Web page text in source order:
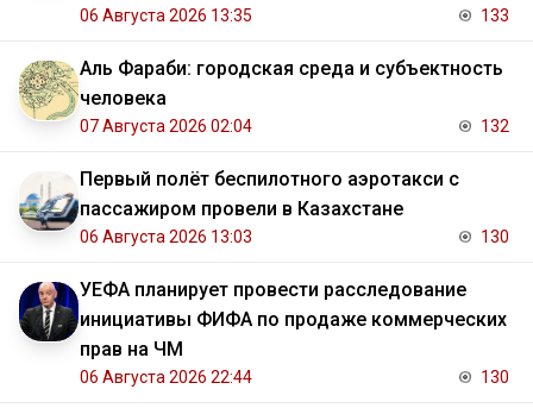
06 Августа 2026 13:35 133
Аль Фараби: городская среда и субъектность
человека
07 Августа 2026 02:04 132
Первый полёт беспилотного аэротакси с
пассажиром провели в Казахстане
06 Августа 2026 13:03 130
УЕФА планирует провести расследование
инициативы ФИФА по продаже коммерческих
прав на ЧМ
06 Августа 2026 22:44 130